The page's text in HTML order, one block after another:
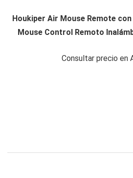
Houkiper Air Mouse Remote
Mouse Control Remoto
Consultar precio en